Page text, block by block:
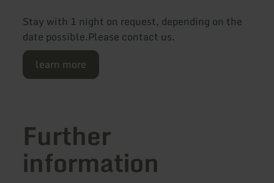
Stay with 1 night on request, depending on the
date possible.Please contact us.
learn more
Further
information